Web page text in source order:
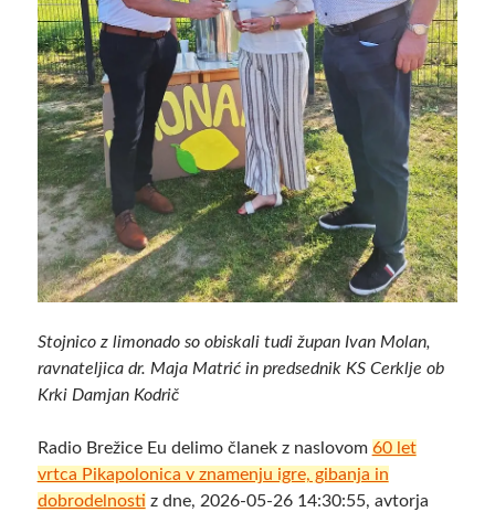
Stojnico z limonado so obiskali tudi župan Ivan Molan,
ravnateljica dr. Maja Matrić in predsednik KS Cerklje ob
Krki Damjan Kodrič
Radio Brežice Eu delimo članek z naslovom 60 let
vrtca Pikapolonica v znamenju igre, gibanja in
dobrodelnosti z dne, 2026-05-26 14:30:55, avtorja